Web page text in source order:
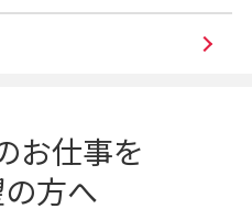
お仕事を
方へ